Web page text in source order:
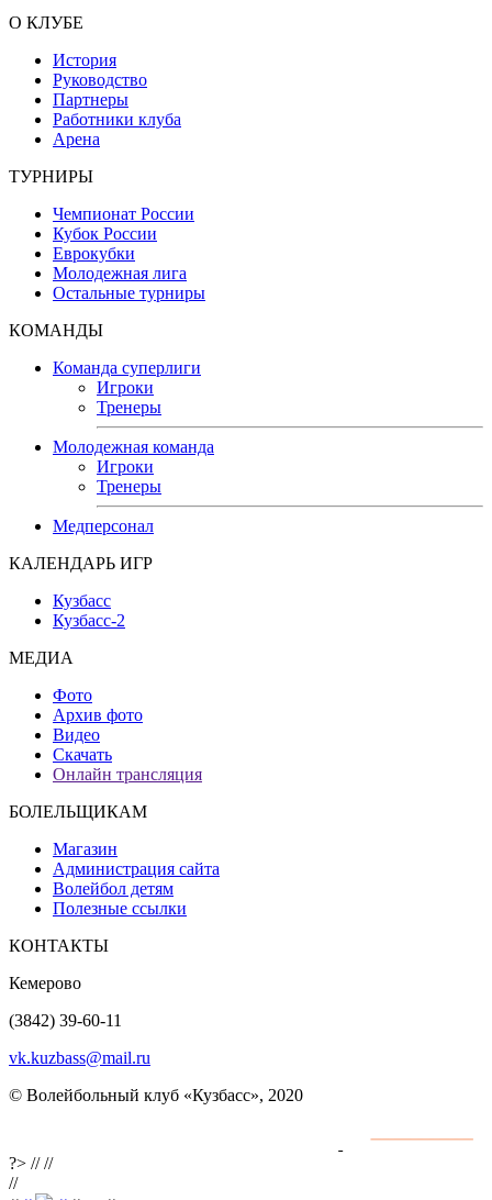
О КЛУБЕ
История
Руководство
Партнеры
Работники клуба
Арена
ТУРНИРЫ
Чемпионат России
Кубок России
Еврокубки
Молодежная лига
Остальные турниры
КОМАНДЫ
Команда суперлиги
Игроки
Тренеры
Молодежная команда
Игроки
Тренеры
Медперсонал
КАЛЕНДАРЬ ИГР
Кузбасс
Кузбасс-2
МЕДИА
Фото
Архив фото
Видео
Скачать
Онлайн трансляция
БОЛЕЛЬЩИКАМ
Магазин
Администрация сайта
Волейбол детям
Полезные ссылки
КОНТАКТЫ
Кемерово
(3842) 39-60-11
vk.kuzbass@mail.ru
© Волейбольный клуб «Кузбасс», 2020
?> ////
//